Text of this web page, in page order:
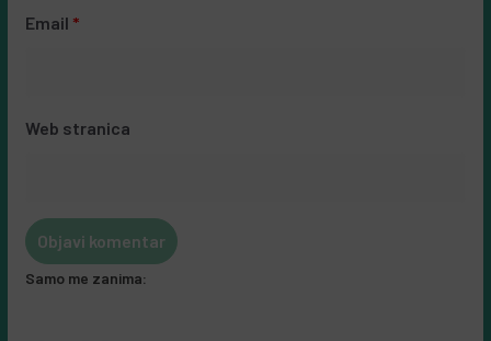
Email *
Web stranica
Samo me zanima: